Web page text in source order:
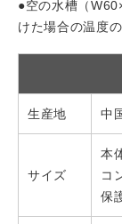
●空の水槽（
けた場合の温度
生産地 中
サイズ
本
コ
保